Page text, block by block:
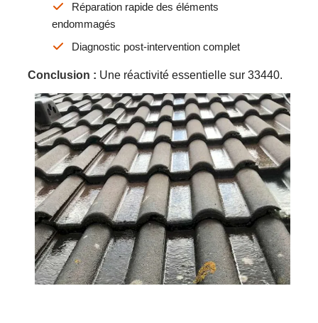
Réparation rapide des éléments
endommagés
Diagnostic post-intervention complet
Conclusion : Une réactivité essentielle sur 33440.